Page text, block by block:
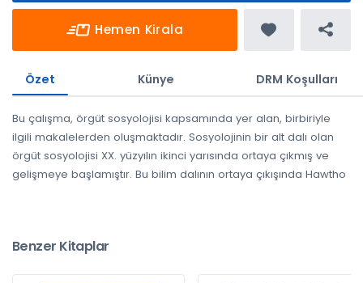
Hemen Kirala
Özet Künye DRM Koşulları
Bu çalışma, örgüt sosyolojisi kapsamında yer alan, birbiriyle
ilgili makalelerden oluşmaktadır. Sosyolojinin bir alt dalı olan
örgüt sosyolojisi XX. yüzyılın ikinci yarısında ortaya çıkmış ve
gelişmeye başlamıştır. Bu bilim dalının ortaya çıkışında Hawtho
Benzer Kitaplar